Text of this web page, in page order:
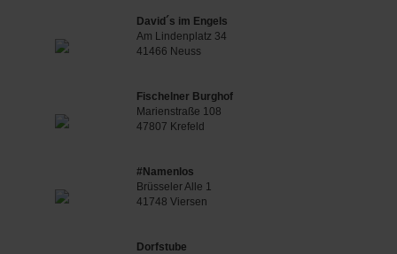
David´s im Engels
Am Lindenplatz 34
41466 Neuss
Fischelner Burghof
Marienstraße 108
47807 Krefeld
#Namenlos
Brüsseler Alle 1
41748 Viersen
Dorfstube